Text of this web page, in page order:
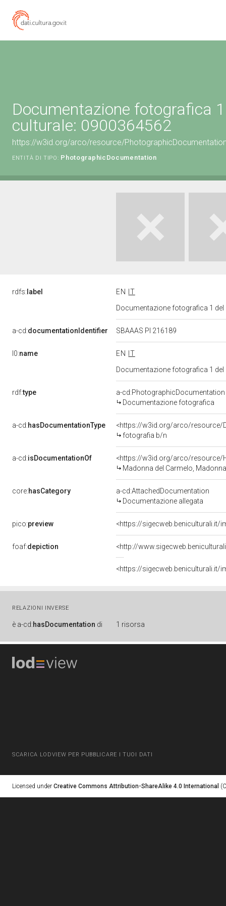
Documentazione fotografica
culturale: 0900364562
https://w3id.org/arco/resource/
ENTITÀ DI TIPO: PhotographicDocumentation
rdfs: label EN
IT
Documentazione fotografica 1
a-cd:documentationIdentifier SBAAAS PI 216189
l0:name EN
IT
Documentazione fotografica 1
rdf:type
a-cd:PhotographicDocumentation
Documentazione fotografica
a-cd:hasDocumentationType
<https://w3id.org/arco/resource/
fotografia b/n
a-cd:isDocumentationOf
<https://w3id.org/arco/resource/
Madonna del Carmelo,
core:hasCategory
a-cd:AttachedDocumentation
Documentazione allegata
pico:preview <https://sigecweb.beniculturali.it/
foaf:depiction <http://
<https://sigecweb.beniculturali.it/
RELAZIONI INVERSE
è a-cd:hasDocumentation di 1 risorsa
SCARICA LODVIEW PER PUBBLICARE I TUOI DATI
Licensed under Creative Commons Attribution-ShareAlike 4.0 International